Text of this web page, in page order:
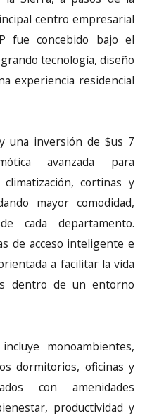
centro empresarial
fue concebido bajo el
tecnología, diseño
experiencia residencial
una inversión de $us 7
avanzada para
cortinas y
mayor comodidad,
cada departamento.
de acceso inteligente e
a facilitar la vida
dentro de un entorno
monoambientes,
dormitorios, oficinas y
con amenidades
productividad y